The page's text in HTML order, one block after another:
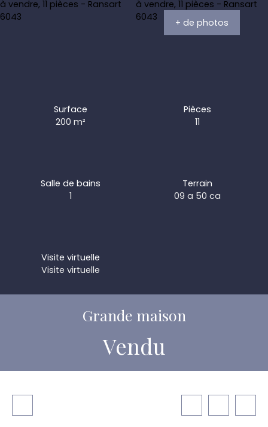
+ de photos
Surface
200m²
Pièces
11
Salle de bains
1
Terrain
09 a 50 ca
Visite virtuelle
Visite virtuelle
Grande maison
Vendu